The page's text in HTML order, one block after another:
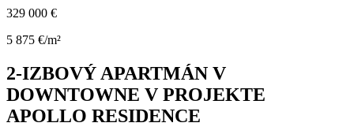
329 000 €
5 875 €/m²
2-IZBOVÝ APARTMÁN V
DOWNTOWNE V PROJEKTE
APOLLO RESIDENCE